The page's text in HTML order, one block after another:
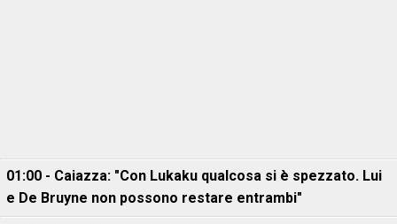
01:00 - Caiazza: "Con Lukaku qualcosa si è spezzato. Lui
e De Bruyne non possono restare entrambi"